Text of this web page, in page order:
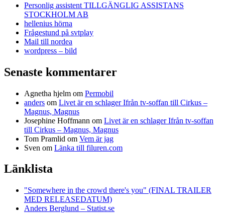
Personlig assistent TILLGÄNGLIG ASSISTANS
STOCKHOLM AB
hellenius hörna
Frågestund på svtplay
Mail till nordea
wordpress – bild
Senaste kommentarer
Agnetha hjelm om Permobil
anders om Livet är en schlager Ifrån tv-soffan till Cirkus –
Magnus, Magnus
Josephine Hoffmann om Livet är en schlager Ifrån tv-soffan
till Cirkus – Magnus, Magnus
Tom Pramlid om Vem är jag
Sven om Länka till filuren.com
Länklista
"Somewhere in the crowd there's you" (FINAL TRAILER
MED RELEASEDATUM)
Anders Berglund – Statist.se